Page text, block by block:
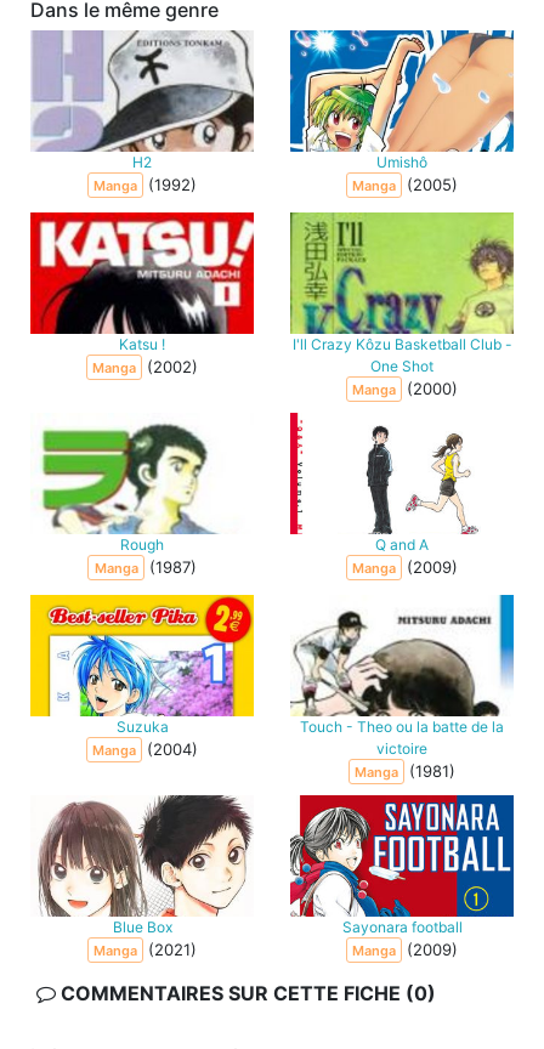
Dans le même genre
H2
Manga (1992)
Umishô
Manga (2005)
Katsu !
Manga (2002)
I'll Crazy Kôzu Basketball Club -
One Shot
Manga (2000)
Rough
Manga (1987)
Q and A
Manga (2009)
Suzuka
Manga (2004)
Touch - Theo ou la batte de la
victoire
Manga (1981)
Blue Box
Manga (2021)
Sayonara football
Manga (2009)
COMMENTAIRES SUR CETTE FICHE (0)